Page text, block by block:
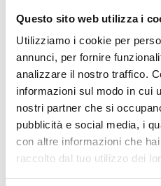
Questo sito web utilizza i
Utilizziamo i cookie per
annunci, per fornire
analizzare il nostro traffico.
informazioni sul modo in cui
nostri partner che si
pubblicità e social media, i
con altre informazioni che
raccolto dal tuo utilizzo dei
Valvola
rame, plastica e
cantiere, attacco
Temperatura
Pressione